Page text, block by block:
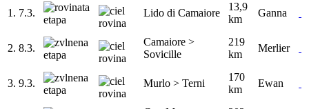
1. 7.3. Lido di Camaiore
13,9
km
Ganna
2. 8.3.
Camaiore >
Sovicille
219
km
Merlier
3. 9.3. Murlo > Terni
170
km
Ewan